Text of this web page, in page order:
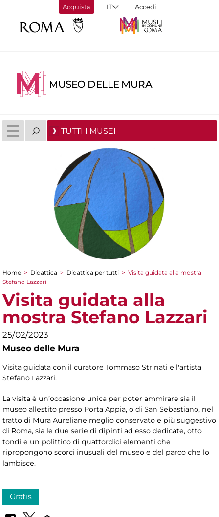
Acquista Accedi
MUSEO DELLE MURA
TUTTI I MUSEI
Tu sei qui
Home > Didattica > Didattica per tutti > Visita guidata alla mostra
Stefano Lazzari
Visita guidata alla
mostra Stefano Lazzari
25/02/2023
Museo delle Mura
Visita guidata con il curatore Tommaso Strinati e l'artista
Stefano Lazzari.
La visita è un’occasione unica per poter ammirare sia il
museo allestito presso Porta Appia, o di San Sebastiano, nel
tratto di Mura Aureliane meglio conservato e più suggestivo
di Roma, sia le due serie di dipinti ad esso dedicate, otto
tondi e un polittico di quattordici elementi che
ripropongono scorci inusuali del museo e del parco che lo
lambisce.
Gratis